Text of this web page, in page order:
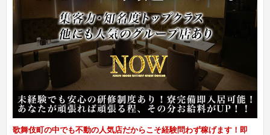
歌舞伎町の中でも不動の人気店だからこそ経験問わず稼げます！即